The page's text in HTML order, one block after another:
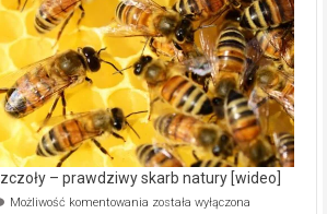
ponad
15,6
mln
na
modernizację
oczyszczalni
ścieków
[wideo]
– prawdziwy skarb natury [wideo]
Możliwość komentowania Ekologiczne
została wyłączona